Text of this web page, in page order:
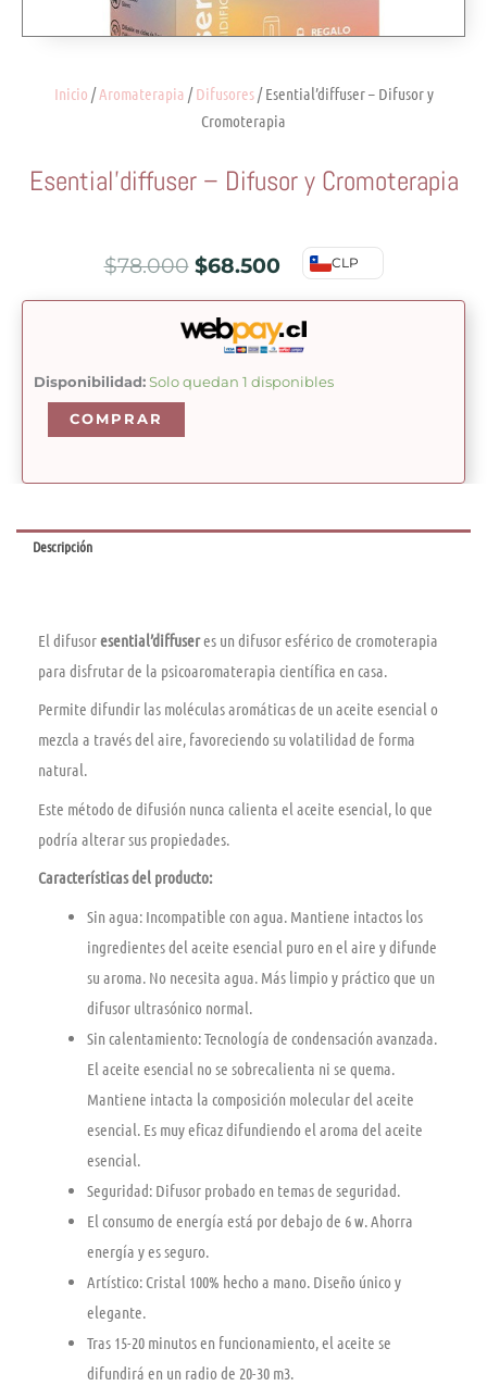
Inicio /Aromaterapia /Difusores/ Esential’diffuser – Difusor y
Cromoterapia
Esential’diffuser – Difusor y Cromoterapia
$78.000 El
precio
original
era:
$68.500El
precio
actual
es:
CLP
Disponibilidad: Solo quedan 1 disponibles
Esential'diffuser
Cromoterapia
COMPRAR
Descripción
El difusoresential’diffuseres un difusor esférico de cromoterapia
para disfrutar de la psicoaromaterapia científica en casa.
Permite difundir las moléculas aromáticas de un aceite esencial o
mezcla a través del aire, favoreciendo su volatilidad de forma
natural.
Este método de difusión nunca calienta el aceite esencial, lo que
podría alterar sus propiedades.
Características del producto:
Sin agua: Incompatible con agua. Mantiene intactos los
ingredientes del aceite esencial puro en el aire y difunde
su aroma. No necesita agua. Más limpio y práctico que un
difusor ultrasónico normal.
Sin calentamiento: Tecnología de condensación avanzada.
El aceite esencial no se sobrecalienta ni se quema.
Mantiene intacta la composición molecular del aceite
esencial. Es muy eficaz difundiendo el aroma del aceite
esencial.
Seguridad: Difusor probado en temas de seguridad.
El consumo de energía está por debajo de 6 w. Ahorra
energía y es seguro.
Artístico: Cristal 100% hecho a mano. Diseño único y
elegante.
Tras 15-20 minutos en funcionamiento, el aceite se
difundirá en un radio de 20-30 m3.